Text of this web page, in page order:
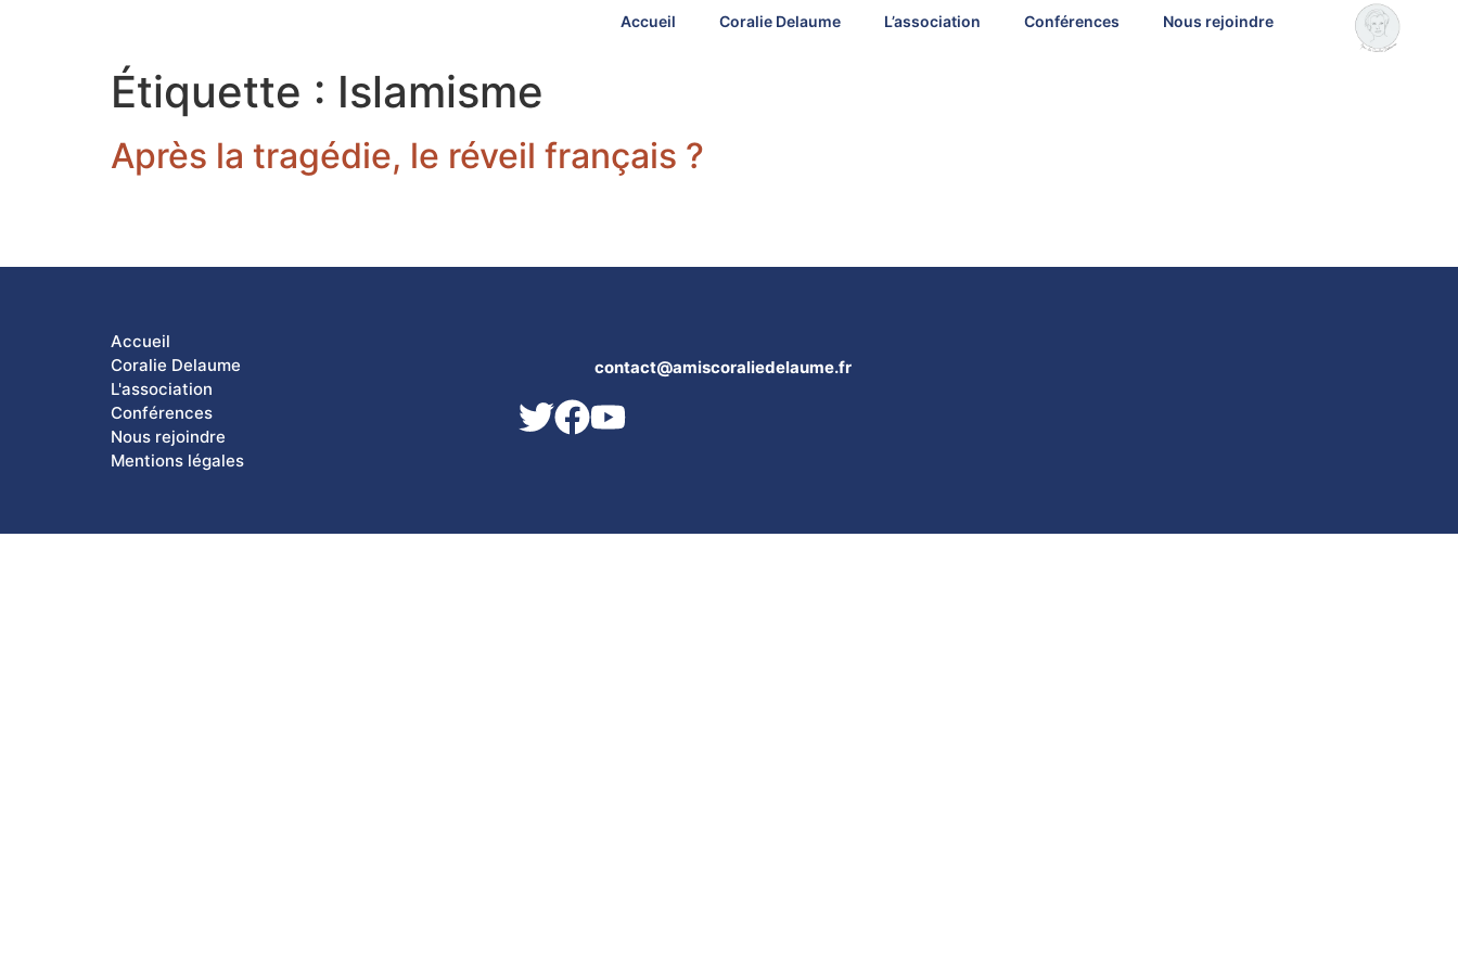
Accueil Coralie Delaume L’association Conférences Nous rejoindre
Étiquette : Islamisme
Après la tragédie, le réveil français ?
Accueil
Coralie Delaume
L'association
Conférences
Nous rejoindre
Mentions légales
contact@amiscoraliedelaume.fr